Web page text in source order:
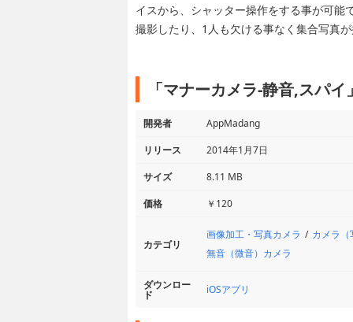
イスから、シャッター操作をする事が可
撮影したり、1人も欠ける事なく集合写真
「マナーカメラ-静音,スパ
開発者
AppMadang
リリース
2014年1月7日
サイズ
8.11 MB
価格
￥120
カテゴリ
画像加工・写真カメラ
カメラ
無音（微音）カメラ
ダウンロー
ド iOSアプリ